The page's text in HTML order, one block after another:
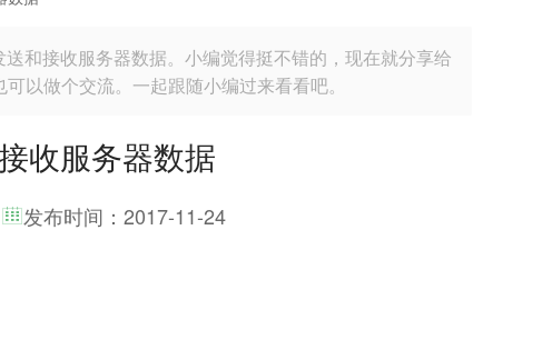
和接收服务器数据。小编觉得挺不错的，现在就分享给
以做个交流。一起跟随小编过来看看吧。
收服务器数据
发布时间： 2017-11-24